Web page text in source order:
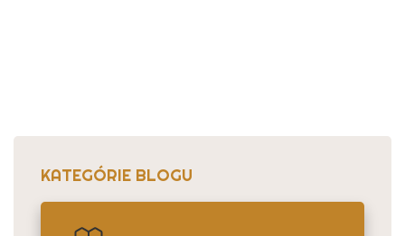
KATEGÓRIE BLOGU